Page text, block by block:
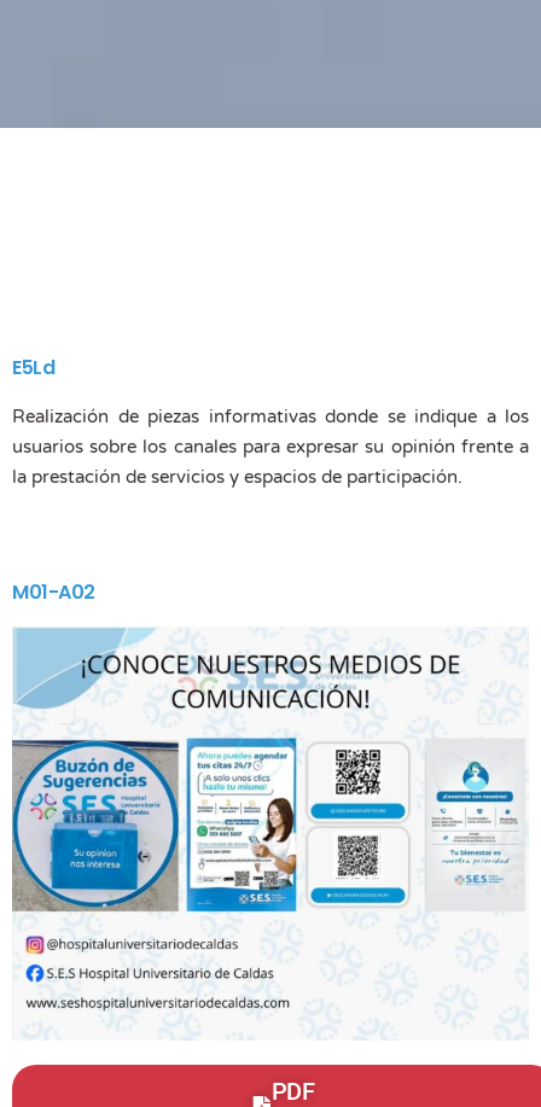
E5Ld
Realización de piezas informativas donde se indique a los
usuarios sobre los canales para expresar su opinión frente a
la prestación de servicios y espacios de participación.
M01-A02
PDF